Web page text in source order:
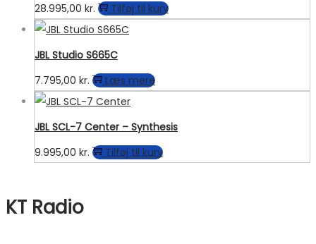
på
28.995,00 kr. Tilføj til kurv
JBL Studio S665C
7.795,00 kr. Læs mere
JBL SCL-7 Center – Synthesis
9.995,00 kr. Tilføj til kurv
KT Radio